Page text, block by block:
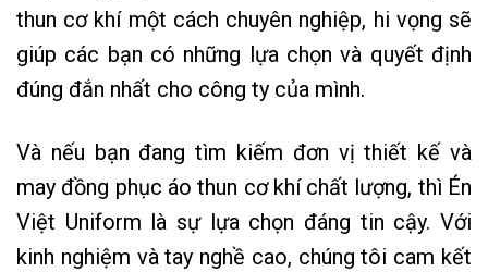
thun cơ khí một cách chuyên nghiệp, hi vọng sẽ
giúp các bạn có những lựa chọn và quyết định
đúng đắn nhất cho công ty của mình.
Và nếu bạn đang tìm kiếm đơn vị thiết kế và
may đồng phục áo thun cơ khí chất lượng, thì Én
Việt Uniform là sự lựa chọn đáng tin cậy. Với
kinh nghiệm và tay nghề cao, chúng tôi cam kết